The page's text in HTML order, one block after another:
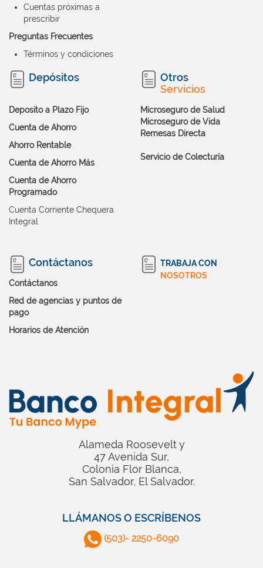
Cuentas próximas a
prescribir
Preguntas Frecuentes
Términos y condiciones
Depósitos
Deposito a Plazo Fijo
Cuenta de Ahorro
Ahorro Rentable
Cuenta de Ahorro Más
Cuenta de Ahorro
Programado
Cuenta Corriente Chequera
Integral
Otros
Servicios
Microseguro de Salud
Microseguro de Vida
Remesas Directa
Servicio de Colecturía
Contáctanos
Contáctanos
Red de agencias y puntos de
pago
Horarios de Atención
TRABAJA CON
NOSOTROS
Alameda Roosevelt y
47 Avenida Sur,
Colonia Flor Blanca,
San Salvador, El Salvador.
LLÁMANOS O ESCRÍBENOS
(503)- 2250-6090